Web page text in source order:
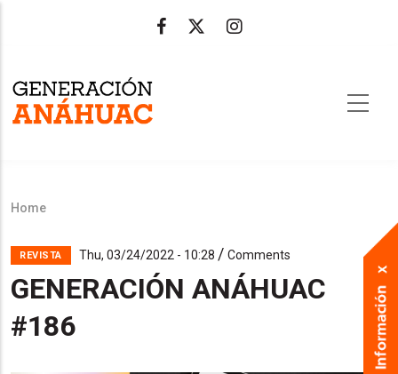
main
content
Breadcrumb
Home
REVISTA Thu, 03/24/2022 - 10:28 / Comments
GENERACIÓN ANÁHUAC
#186